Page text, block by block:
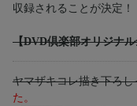
収録されることが決定！
【DVD倶楽部オリジナ
ヤマザキコレ描き下ろ
た。